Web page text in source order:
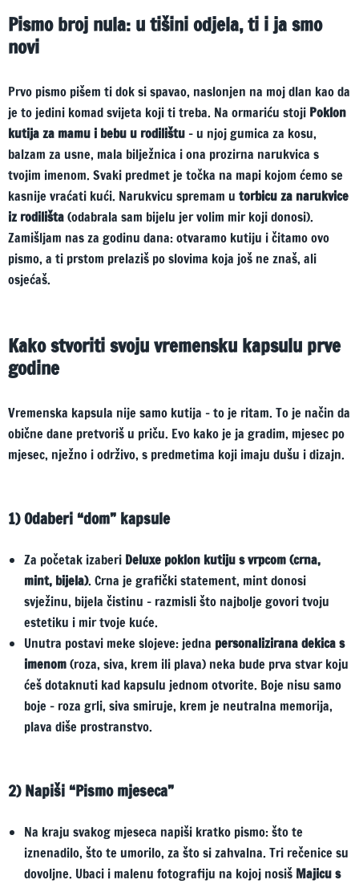
Pismo broj nula: u tišini odjela, ti i ja smo
novi
Prvo pismo pišem ti dok si spavao, naslonjen na moj dlan kao da
je to jedini komad svijeta koji ti treba. Na ormariću stoji Poklon
kutija za mamu i bebu u rodilištu– u njoj gumica za kosu,
balzam za usne, mala bilježnica i ona prozirna narukvica s
tvojim imenom. Svaki predmet je točka na mapi kojom ćemo se
kasnije vraćati kući. Narukvicu spremam u torbicu za narukvice
iz rodilišta(odabrala sam bijelu jer volim mir koji donosi).
Zamišljam nas za godinu dana: otvaramo kutiju i čitamo ovo
pismo, a ti prstom prelaziš po slovima koja još ne znaš, ali
osjećaš.
Kako stvoriti svoju vremensku kapsulu prve
godine
Vremenska kapsula nije samo kutija – to je ritam. To je način da
obične dane pretvoriš u priču. Evo kako je ja gradim, mjesec po
mjesec, nježno i održivo, s predmetima koji imaju dušu i dizajn.
1) Odaberi “dom” kapsule
Za početak izaberi Deluxe poklon kutiju s vrpcom (crna,
mint, bijela). Crna je grafički statement, mint donosi
svježinu, bijela čistinu – razmisli što najbolje govori tvoju
estetiku i mir tvoje kuće.
Unutra postavi meke slojeve: jedna personalizirana dekica s
imenom(roza, siva, krem ili plava) neka bude prva stvar koju
ćeš dotaknuti kad kapsulu jednom otvorite. Boje nisu samo
boje – roza grli, siva smiruje, krem je neutralna memorija,
plava diše prostranstvo.
2) Napiši “Pismo mjeseca”
Na kraju svakog mjeseca napiši kratko pismo: što te
iznenadilo, što te umorilo, za što si zahvalna. Tri rečenice su
dovoljne. Ubaci i malenu fotografiju na kojoj nosiš Majicu s